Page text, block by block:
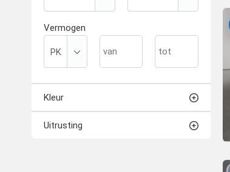
Vermogen
Kleur
Uitrusting